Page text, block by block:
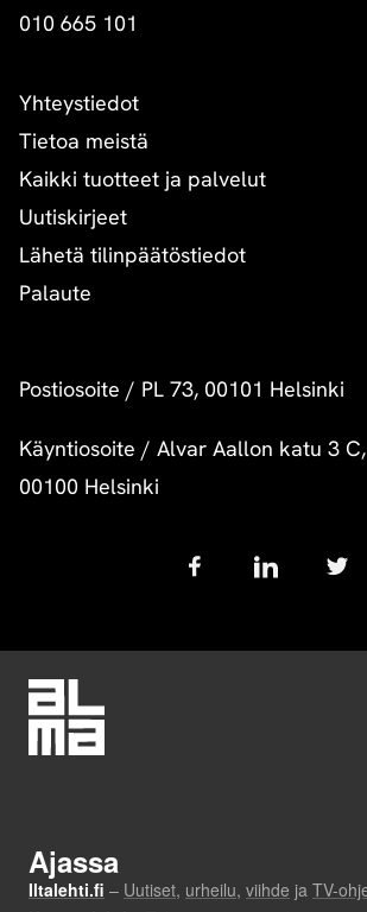
010 665 101
Yhteystiedot
Tietoa meistä
Kaikki tuotteet ja palvelut
Uutiskirjeet
Lähetä tilinpäätöstiedot
Palaute
Postiosoite / PL 73, 00101 Helsinki
Käyntiosoite / Alvar Aallon katu 3 C,
00100 Helsinki